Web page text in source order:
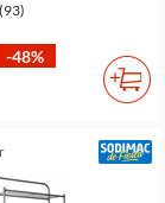
(93)
-48%